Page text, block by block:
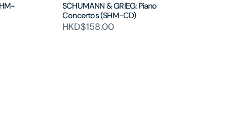
SCHUMANN & GRIEG: Piano
Concertos (SHM-CD)
HKD$158.00